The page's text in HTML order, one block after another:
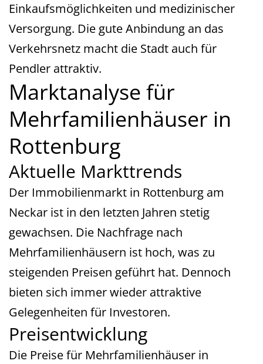
Einkaufsmöglichkeiten und medizinischer
Versorgung. Die gute Anbindung an das
Verkehrsnetz macht die Stadt auch für
Pendler attraktiv.
Marktanalyse für
Mehrfamilienhäuser in
Rottenburg
Aktuelle Markttrends
Der Immobilienmarkt in Rottenburg am
Neckar ist in den letzten Jahren stetig
gewachsen. Die Nachfrage nach
Mehrfamilienhäusern ist hoch, was zu
steigenden Preisen geführt hat. Dennoch
bieten sich immer wieder attraktive
Gelegenheiten für Investoren.
Preisentwicklung
Die Preise für Mehrfamilienhäuser in